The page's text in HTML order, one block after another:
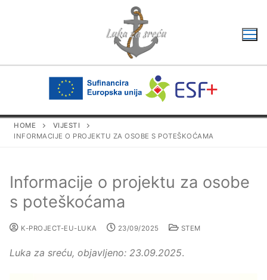
HOME
VIJESTI
INFORMACIJE O PROJEKTU ZA OSOBE S POTEŠKOĆAMA
Informacije o projektu za osobe
s poteškoćama
K-PROJECT-EU-LUKA 23/09/2025 STEM
Luka za sreću, objavljeno: 23.09.2025.